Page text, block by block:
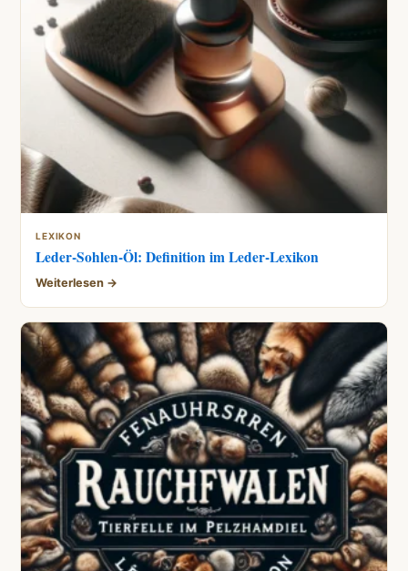
LEXIKON
Leder-Sohlen-Öl: Definition im Leder-Lexikon
Weiterlesen →